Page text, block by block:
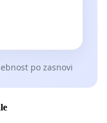
po zasnovi